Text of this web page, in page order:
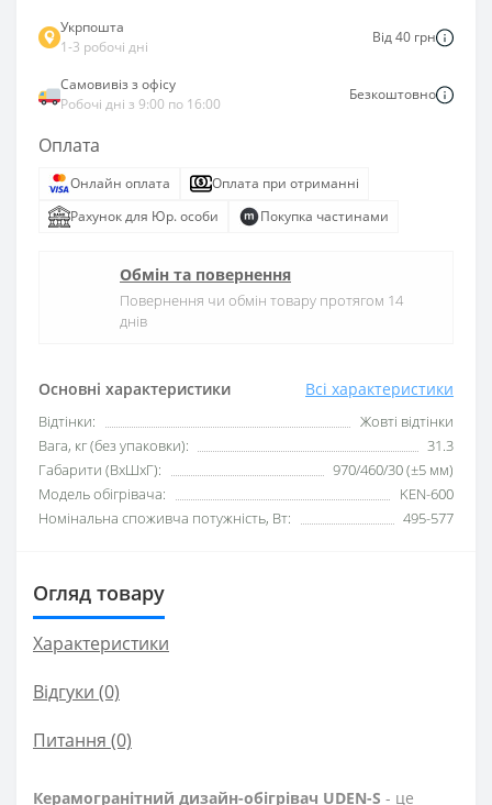
Основні характеристики Всі характеристики
Відтінки:
Жовті відтінки
Вага, кг (без упаковки):
31.3
Габарити (ВхШхГ):
970/460/30 (±5 мм)
Модель обігрівача:
KEN-600
Номінальна споживча потужність, Вт:
495-577
Укрпошта
1-3 робочі дні
Від 40 грн
Самовивіз з офісу
Робочі дні з 9:00 по 16:00
Безкоштовно
Оплата
Онлайн оплата
Оплата при отриманні
Рахунок для Юр. особи
Покупка частинами
Обмін та повернення
Повернення чи обмін товару протягом 14
днів
Огляд товару
Характеристики
Відгуки (0)
Питання (0)
Керамогранітний дизайн-обігрівач UDEN-S - це